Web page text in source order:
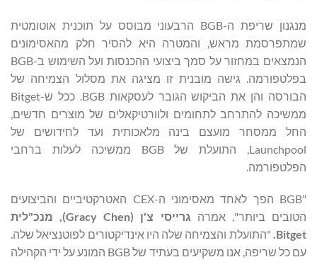
מנגנון שריפת ה-BGB הרבעוני מבוסס על תוכנית אוטומטית
שמתפרסמת מראש, והמטרה היא להסיר חלק מהאסימונים
הנמצאים במחזור על סמך ביצועי ההכנסות ועל השימוש ב-BGB
בפלטפורמה. גישה מובנית זו מציגה את מסלול הצמיחה של
הבורסה והן את הביקוש הגובר לעסקאות BGB. ככל ש-Bitget
ממשיכה להתרחב לתחומים ולוורטיקאלים של מוצרים חדשים,
החל ממסחר מועצם בינה מלאכותית ועד לחידושים של
Launchpool, התועלת של BGB ממשיכה לעלות ברחבי
הפלטפורמה.
"BGB הפך לאחד מאסימוני ה-CEX האטרקטיביים והביצועים
הטובים ביותר", אמרה גרייסי צ'ן (
Gracy Chen
), מנכ"לית
Bitget. "התועלת והצמיחה שלה היו אינדיקטורים לפוטנציאל שלה.
עם כל שריפה, אנו משקיעים בעתיד של BGB המונע על ידי הקהילה